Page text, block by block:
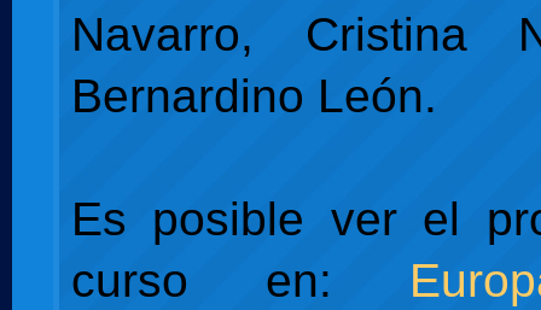
Navarro, Cristina
Bernardino León.
Es posible ver el
curso en: